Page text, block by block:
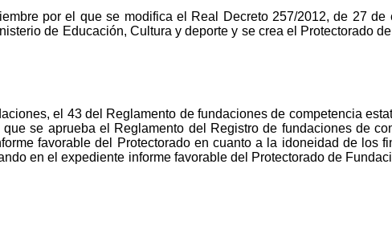
por el que se modifica el Real Decreto 257/2012, de 27 de
de Educación, Cultura y deporte y se crea el Protectorado
el 43 del Reglamento de fundaciones de competencia
se aprueba el Reglamento del Registro de fundaciones de
favorable del Protectorado en cuanto a la idoneidad de los
en el expediente informe favorable del Protectorado de